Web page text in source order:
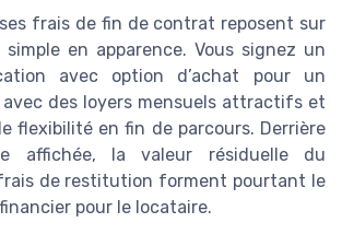
frais de fin de contrat reposent sur
en apparence. Vous signez un
avec option d’achat pour un
des loyers mensuels attractifs et
flexibilité en fin de parcours. Derrière
affichée, la valeur résiduelle du
de restitution forment pourtant le
pour le locataire.